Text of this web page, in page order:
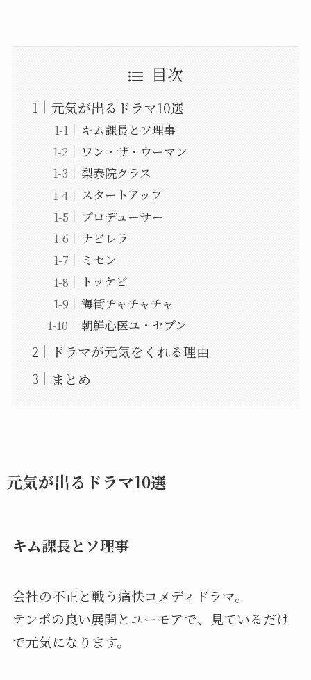
目次
元気が出るドラマ10選
キム課長とソ理事
ワン・ザ・ウーマン
梨泰院クラス
スタートアップ
プロデューサー
ナビレラ
ミセン
トッケビ
海街チャチャチャ
朝鮮心医ユ・セプン
ドラマが元気をくれる理由
まとめ
元気が出るドラマ10選
キム課長とソ理事
会社の不正と戦う痛快コメディドラマ。
テンポの良い展開とユーモアで、見ているだけ
で元気になります。